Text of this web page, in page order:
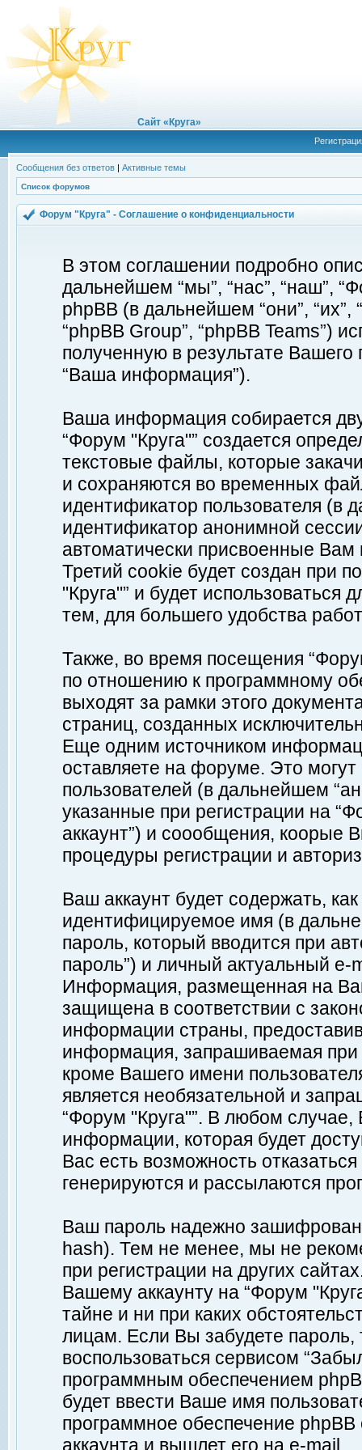
Сайт «Круга»
Сообщения без ответов | Активные темы
Список форумов
Форум "Круга" - Соглашение о конфиденциальности
В этом соглашении подробно
дальнейшем “мы”, “нас”, “наш”,
phpBB (в дальнейшем “они”, “их”,
“phpBB Group”, “phpBB Teams”)
полученную в результате
“Ваша информация”).
Ваша информация собирается
“Форум "Круга"” создается
текстовые файлы, которые
и сохраняются во временных
идентификатор пользователя (в
идентификатор анонимной
автоматически присвоенные
Третий cookie будет создан при
"Круга"” и будет
тем, для большего удобства
Также, во время посещения
по отношению к программному
выходят за рамки этого
страниц, созданных
Еще одним источником
оставляете на форуме. Это
пользователей (в дальнейшем
указанные при регистрации на
аккаунт”) и соообщения, коорые
процедуры регистрации и
Ваш аккаунт будет содержать,
идентифицируемое имя (в
пароль, который вводится при
пароль”) и личный актуальный
Информация, размещенная на
защищена в соответствии с
информации страны,
информация, запрашиваемая при
кроме Вашего имени
является необязательной и
“Форум "Круга"”. В любом
информации, которая будет
Вас есть возможность
генерируются и рассылаются
Ваш пароль надежно
hash). Тем не менее, мы не
при регистрации на других
Вашему аккаунту на “Форум
тайне и ни при каких
лицам. Если Вы забудете пароль,
воспользоваться сервисом
программным обеспечением
будет ввести Ваше имя
программное обеспечение
аккаунта и вышлет его на e-mail.